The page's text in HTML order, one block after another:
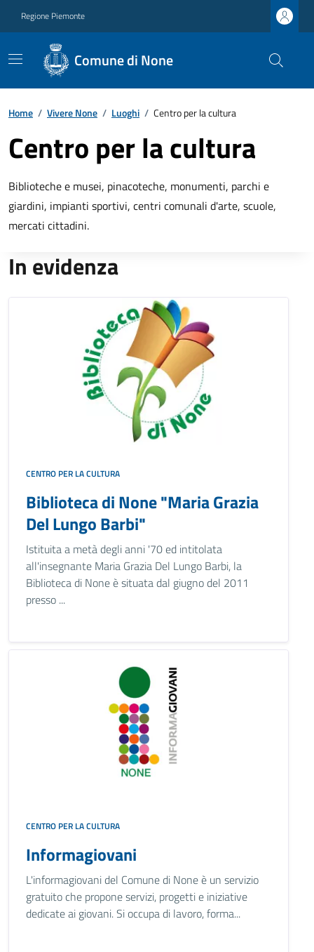
Regione Piemonte
Comune di None
Home / Vivere None / Luoghi / Centro per la cultura
Centro per la cultura
Biblioteche e musei, pinacoteche, monumenti, parchi e
giardini, impianti sportivi, centri comunali d'arte, scuole,
mercati cittadini.
In evidenza
CENTRO PER LA CULTURA
Biblioteca di None "Maria Grazia
Del Lungo Barbi"
Istituita a metà degli anni '70 ed intitolata
all'insegnante Maria Grazia Del Lungo Barbi, la
Biblioteca di None è situata dal giugno del 2011
presso ...
CENTRO PER LA CULTURA
Informagiovani
L'informagiovani del Comune di None è un servizio
gratuito che propone servizi, progetti e iniziative
dedicate ai giovani. Si occupa di lavoro, forma...